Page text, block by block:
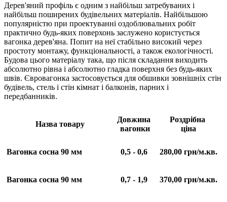
Дерев'яний профіль є одним з найбільш затребуваних і
найбільш поширених будівельних матеріалів. Найбільшою
популярністю при проектуванні оздоблювальних робіт
практично будь-яких поверхонь заслужено користується
вагонка дерев'яна. Попит на неї стабільно високий через
простоту монтажу, функціональності, а також екологічності.
Будова цього матеріалу така, що після складання виходить
абсолютно рівна і абсолютно гладка поверхня без будь-яких
швів. Євровагонка застосовується для обшивки зовнішніх стін
будівель, стель і стін кімнат і балконів, парних і
передбанників.
Назва товару
Довжина
вагонки
Роздрібна
ціна
Вагонка сосна 90 мм 0,5 - 0,6 280,00 грн/м.кв.
Вагонка сосна 90 мм 0,7 - 1,9 370,00 грн/м.кв.